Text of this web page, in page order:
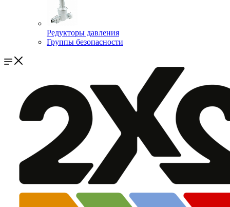
Редукторы давления
Группы безопасности